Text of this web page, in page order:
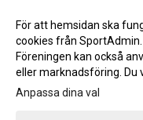
Gå till
För att hemsidan ska
cookies från
Föreningen kan också
eller marknadsföring. Du
Anpassa dina val